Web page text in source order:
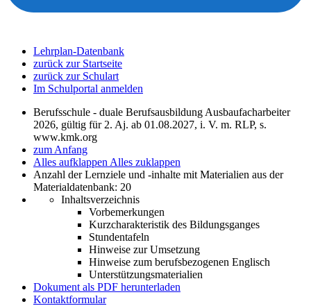
Lehrplan-Datenbank
zurück zur Startseite
zurück zur Schulart
Im Schulportal anmelden
Berufsschule - duale Berufsausbildung Ausbaufacharbeiter
2026, gültig für 2. Aj. ab 01.08.2027, i. V. m. RLP, s.
www.kmk.org
zum Anfang
Alles aufklappen Alles zuklappen
Anzahl der Lernziele und -inhalte mit Materialien aus der
Materialdatenbank: 20
Inhaltsverzeichnis
Vorbemerkungen
Kurzcharakteristik des Bildungsganges
Stundentafeln
Hinweise zur Umsetzung
Hinweise zum berufsbezogenen Englisch
Unterstützungsmaterialien
Dokument als PDF herunterladen
Kontaktformular